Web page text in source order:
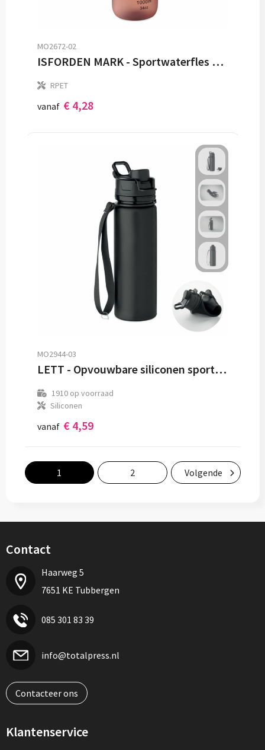
MO2672-02
ISFORDEN MARK - Sportwaterfles RPET 1L
RPET
vanaf € 4,28
MO2944-03
LETT - Opvouwbare siliconen sportfles
1910op voorraad
Siliconen
vanaf € 4,59
1 2 Volgende
Contact
Haarweg 5
7651 KE Tubbergen
085 301 83 39
info@totalpress.nl
Contacteer ons
Klantenservice